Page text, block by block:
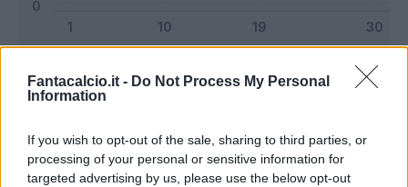
Fantacalcio.it - Do Not Process My Personal
Information
If you wish to opt-out of the sale, sharing to third parties, or
processing of your personal or sensitive information for
targeted advertising by us, please use the below opt-out
Riepilogo stagione
Titolare 12 - 31